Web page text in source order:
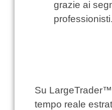
grazie ai
professionisti.
Su
tempo reale